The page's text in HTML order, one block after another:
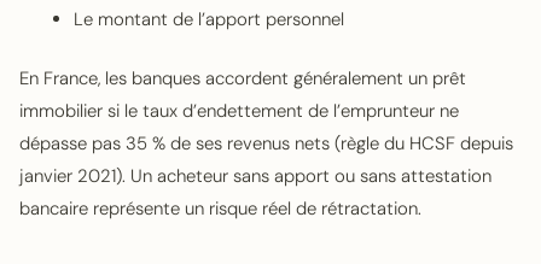
Le montant de l’apport personnel
En France, les banques accordent généralement un prêt
immobilier si le taux d’endettement de l’emprunteur ne
dépasse pas 35 % de ses revenus nets (règle du HCSF depuis
janvier 2021). Un acheteur sans apport ou sans attestation
bancaire représente un risque réel de rétractation.